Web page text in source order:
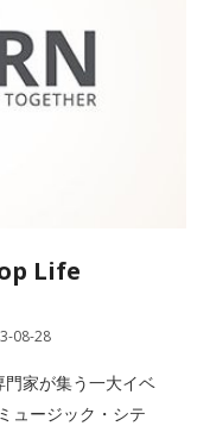
Life
08-28
家が集う一大イベ
ュージック・シテ